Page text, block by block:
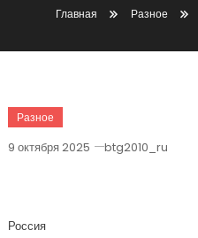
Главная Разное
Разное
9 октября 2025 btg2010_ru
Россия